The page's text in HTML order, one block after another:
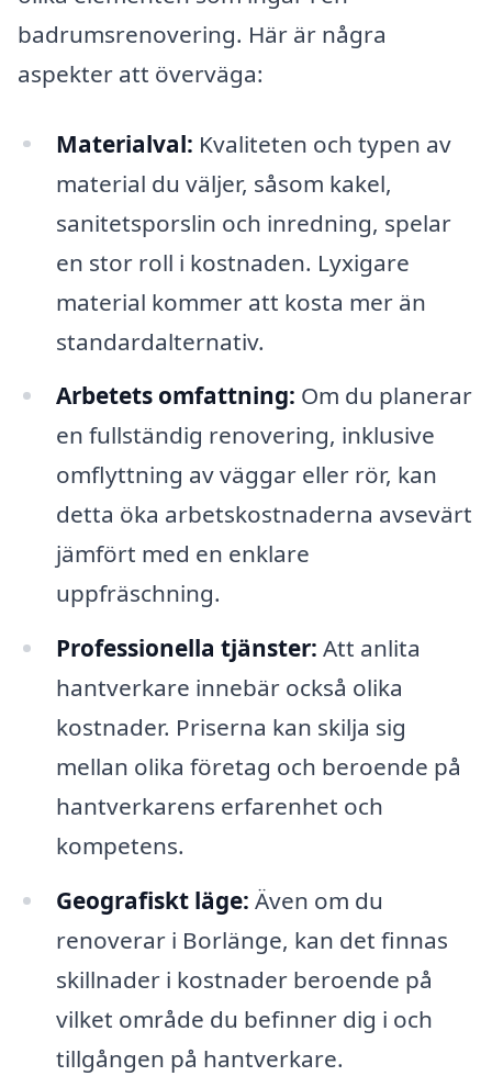
badrumsrenovering. Här är några
aspekter att överväga:
Materialval: Kvaliteten och typen av
material du väljer, såsom kakel,
sanitetsporslin och inredning, spelar
en stor roll i kostnaden. Lyxigare
material kommer att kosta mer än
standardalternativ.
Arbetets omfattning: Om du planerar
en fullständig renovering, inklusive
omflyttning av väggar eller rör, kan
detta öka arbetskostnaderna avsevärt
jämfört med en enklare
uppfräschning.
Professionella tjänster: Att anlita
hantverkare innebär också olika
kostnader. Priserna kan skilja sig
mellan olika företag och beroende på
hantverkarens erfarenhet och
kompetens.
Geografiskt läge: Även om du
renoverar i Borlänge, kan det finnas
skillnader i kostnader beroende på
vilket område du befinner dig i och
tillgången på hantverkare.